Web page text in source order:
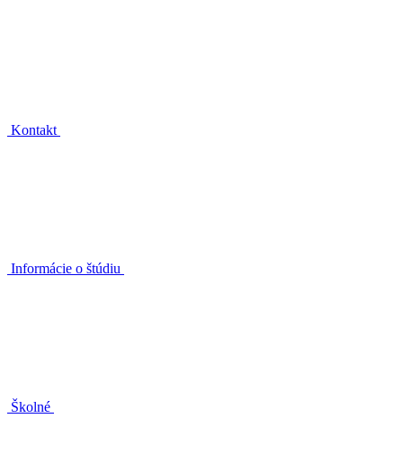
Kontakt
Informácie o štúdiu
Školné